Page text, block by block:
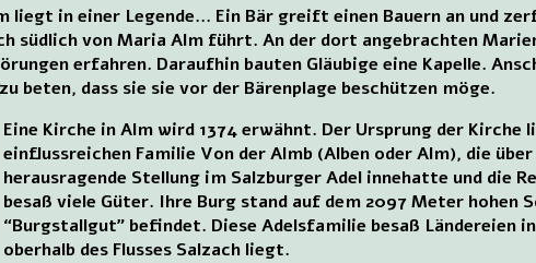
liegt in einer Legende... Ein Bär greift einen Bauern an und
südlich von Maria Alm führt. An der dort angebrachten
erfahren. Daraufhin bauten Gläubige eine Kapelle.
beten, dass sie sie vor der Bärenplage beschützen möge.
Eine Kirche in Alm wird 1374 erwähnt. Der Ursprung der Kirche
einflussreichen Familie Von der Almb (Alben oder Alm), die
herausragende Stellung im Salzburger Adel innehatte und die
besaß viele Güter. Ihre Burg stand auf dem 2097 Meter hohen
“Burgstallgut” befindet. Diese Adelsfamilie besaß Ländereien
oberhalb des Flusses Salzach liegt.